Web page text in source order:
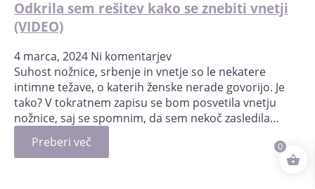
Odkrila sem rešitev kako se znebiti vnetji
(VIDEO)
4 marca, 2024 Ni komentarjev
Suhost nožnice, srbenje in vnetje so le nekatere
intimne težave, o katerih ženske nerade govorijo. Je
tako? V tokratnem zapisu se bom posvetila vnetju
nožnice, saj se spomnim, da sem nekoč zasledila…
Preberi več
0